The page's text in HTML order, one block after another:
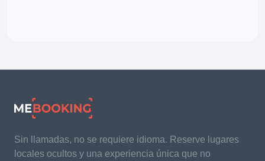
Sin llamadas, no se requiere idioma. Reserve lugares
locales ocultos y una experiencia única que no